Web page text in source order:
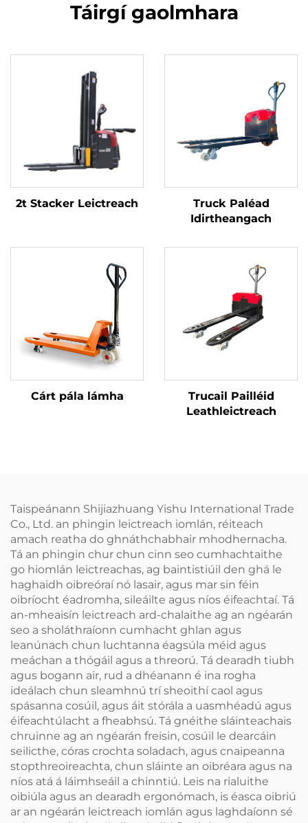
Táirgí gaolmhara
2t Stacker Leictreach
Truck Paléad
Idirtheangach
Cárt pála lámha
Trucail Pailléid
Leathleictreach
Taispeánann Shijiazhuang Yishu International Trade
Co., Ltd. an phingin leictreach iomlán, réiteach
amach reatha do ghnáthchabhair mhodhernacha.
Tá an phingin chur chun cinn seo cumhachtaithe
go hiomlán leictreachas, ag baintistiúil den ghá le
haghaidh oibreóraí nó lasair, agus mar sin féin
oibríocht éadromha, sileáilte agus níos éifeachtaí. Tá
an-mheaisín leictreach ard-chalaithe ag an ngéarán
seo a sholáthraíonn cumhacht ghlan agus
leanúnach chun luchtanna éagsúla méid agus
meáchan a thógáil agus a threorú. Tá dearadh tiubh
agus bogann air, rud a dhéanann é ina rogha
ideálach chun sleamhnú trí sheoithí caol agus
spásanna cosúil, agus áit stórála a uasmhéadú agus
éifeachtúlacht a fheabhsú. Tá gnéithe sláinteachais
chruinne ag an ngéarán freisin, cosúil le dearcáin
seilicthe, córas crochta soladach, agus cnaipeanna
stopthreoireachta, chun sláinte an oibréara agus na
níos atá á láimhseáil a chinntiú. Leis na rialuithe
oibiúla agus an dearadh ergonómach, is éasca oibriú
ar an ngéarán leictreach iomlán agus laghdaíonn sé